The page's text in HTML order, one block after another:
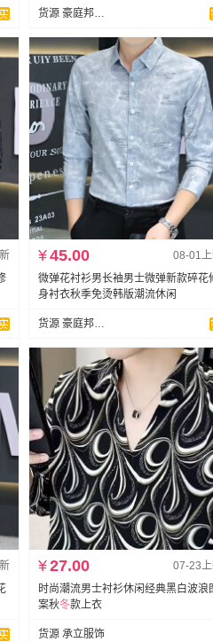
货源 豪庭邦衬衫新塘店
08-01
¥45.00
微弹花衬衫男长袖男士微弹新款碎花
身衬衣秋季免烫韩版潮流休闲
货源 豪庭邦衬衫新塘店
07-23
¥27.00
时尚潮流男士衬衫休闲经典黑白波浪
案秋冬款上衣
货源 承立服饰